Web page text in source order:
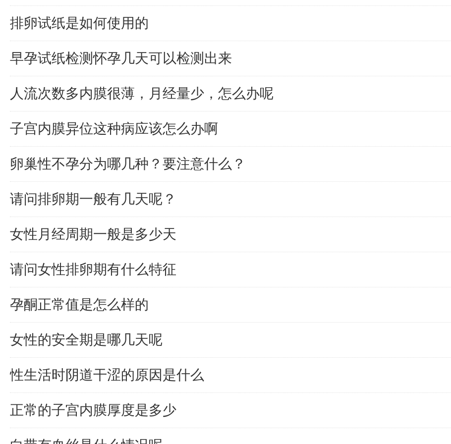
排卵试纸是如何使用的
早孕试纸检测怀孕几天可以检测出来
人流次数多内膜很薄，月经量少，怎么办呢
子宫内膜异位这种病应该怎么办啊
卵巢性不孕分为哪几种？要注意什么？
请问排卵期一般有几天呢？
女性月经周期一般是多少天
请问女性排卵期有什么特征
孕酮正常值是怎么样的
女性的安全期是哪几天呢
性生活时阴道干涩的原因是什么
正常的子宫内膜厚度是多少